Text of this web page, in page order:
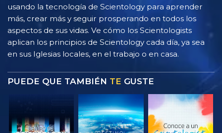
usando la tecnología de Scientology para aprender
más, crear más y seguir prosperando en todos los
aspectos de sus vidas. Ve cómo los Scientologists
aplican los principios de Scientology cada día, ya sea
en sus Iglesias locales, en el trabajo o en casa.
PUEDE QUE TAMBIÉN TE GUSTE